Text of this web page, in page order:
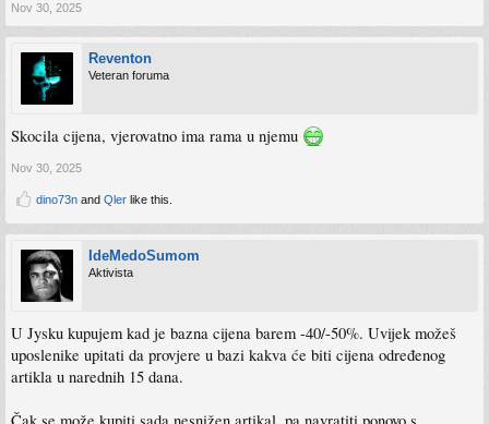
Nov 30, 2025
Reventon
Veteran foruma
Skocila cijena, vjerovatno ima rama u njemu
Nov 30, 2025
dino73n and Qler like this.
IdeMedoSumom
Aktivista
U Jysku kupujem kad je bazna cijena barem -40/-50%. Uvijek možeš
uposlenike upitati da provjere u bazi kakva će biti cijena određenog
artikla u narednih 15 dana.